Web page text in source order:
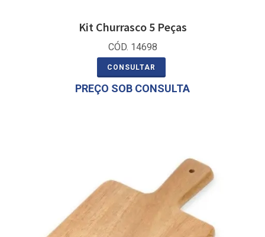
Kit Churrasco 5 Peças
CÓD. 14698
CONSULTAR
PREÇO SOB CONSULTA